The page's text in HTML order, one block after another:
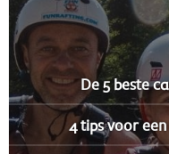
De 5 beste
4 tips voor